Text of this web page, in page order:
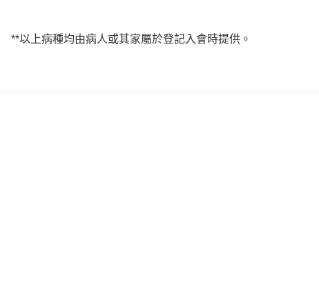
**以上病種均由病人或其家屬於登記入會時提供。